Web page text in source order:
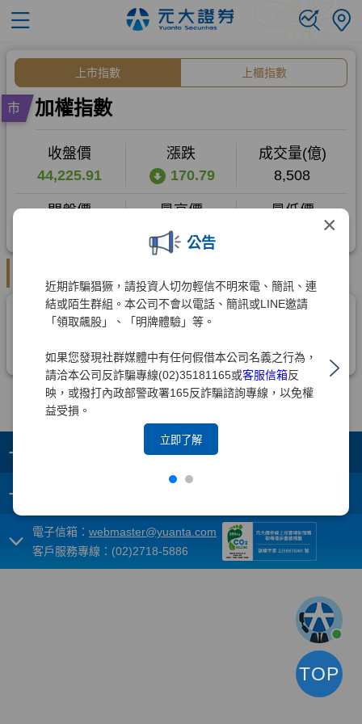
×
公告
近期詐騙猖獗，請投資人切勿輕信不明來電、簡訊、連
結或陌生群組。本公司不會以電話、簡訊或LINE邀請
「領取飆股」、「明牌體驗」等。
如果您發現社群媒體中有任何假借本公司名義之行為，
請洽本公司反詐騙專線(02)35181165或客服信箱反
映，或撥打內政部警政署165反詐騙諮詢專線，以免權
益受損。
立即了解
+
+
電子信箱： webmaster@yuanta.com
客戶服務專線：(02)2718-5886
TOP